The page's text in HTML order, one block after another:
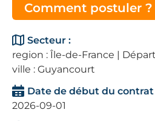
Comment postuler ?
Secteur :
region : Île-de-France |
ville : Guyancourt
Date de début du contrat
2026-09-01